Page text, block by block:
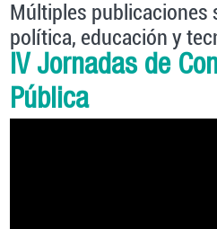
Múltiples publicaciones
política, educación y
IV Jornadas de
Pública